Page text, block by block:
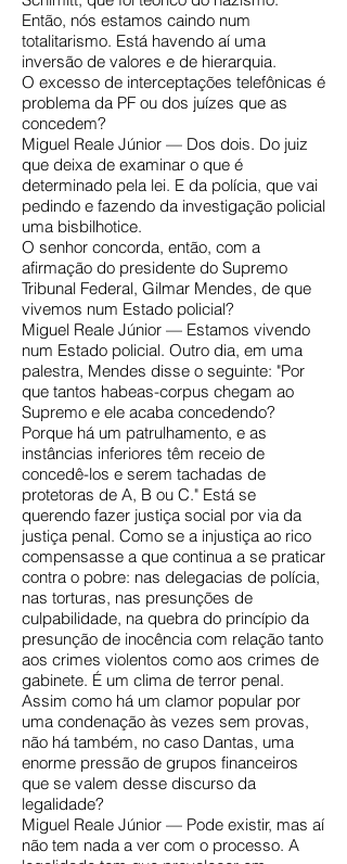
Então, nós estamos caindo num
totalitarismo. Está havendo aí uma
inversão de valores e de hierarquia.
O excesso de interceptações telefônicas é
problema da PF ou dos juízes que as
concedem?
Miguel Reale Júnior — Dos dois. Do juiz
que deixa de examinar o que é
determinado pela lei. E da polícia, que vai
pedindo e fazendo da investigação policial
uma bisbilhotice.
O senhor concorda, então, com a
afirmação do presidente do Supremo
Tribunal Federal, Gilmar Mendes, de que
vivemos num Estado policial?
Miguel Reale Júnior — Estamos vivendo
num Estado policial. Outro dia, em uma
palestra, Mendes disse o seguinte: "Por
que tantos habeas-corpus chegam ao
Supremo e ele acaba concedendo?
Porque há um patrulhamento, e as
instâncias inferiores têm receio de
concedê-los e serem tachadas de
protetoras de A, B ou C." Está se
querendo fazer justiça social por via da
justiça penal. Como se a injustiça ao rico
compensasse a que continua a se praticar
contra o pobre: nas delegacias de polícia,
nas torturas, nas presunções de
culpabilidade, na quebra do princípio da
presunção de inocência com relação tanto
aos crimes violentos como aos crimes de
gabinete. É um clima de terror penal.
Assim como há um clamor popular por
uma condenação às vezes sem provas,
não há também, no caso Dantas, uma
enorme pressão de grupos financeiros
que se valem desse discurso da
legalidade?
Miguel Reale Júnior — Pode existir, mas aí
não tem nada a ver com o processo. A